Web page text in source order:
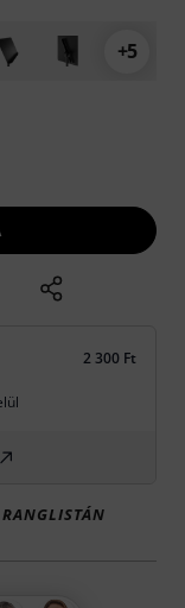
+5
2 300 Ft